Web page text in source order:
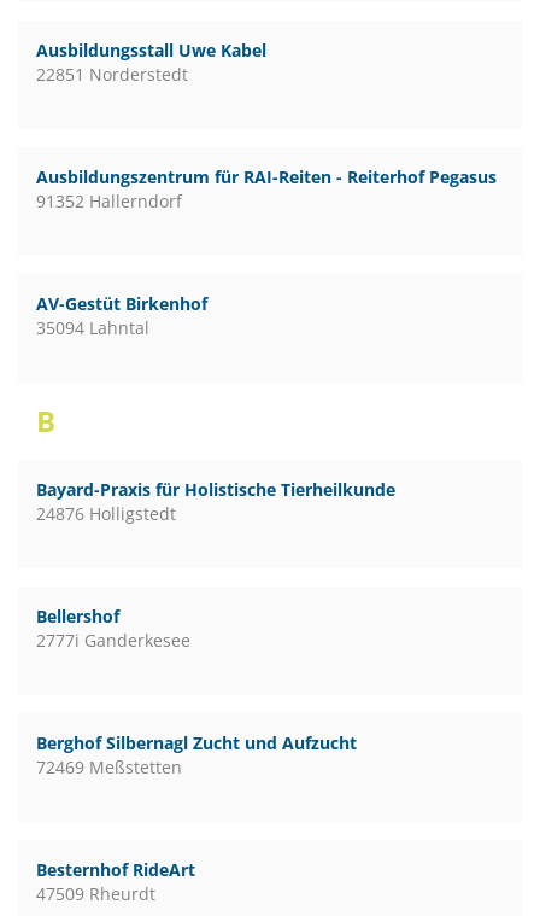
Ausbildungsstall Uwe Kabel
22851 Norderstedt
Ausbildungszentrum für RAI-Reiten - Reiterhof Pegasus
91352 Hallerndorf
AV-Gestüt Birkenhof
35094 Lahntal
B
Bayard-Praxis für Holistische Tierheilkunde
24876 Holligstedt
Bellershof
2777i Ganderkesee
Berghof Silbernagl Zucht und Aufzucht
72469 Meßstetten
Besternhof RideArt
47509 Rheurdt